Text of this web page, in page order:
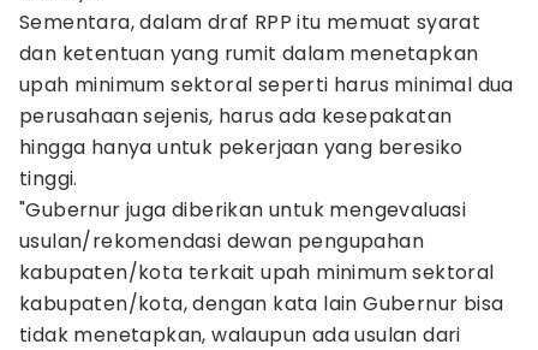
Sementara, dalam draf RPP itu memuat syarat
dan ketentuan yang rumit dalam menetapkan
upah minimum sektoral seperti harus minimal dua
perusahaan sejenis, harus ada kesepakatan
hingga hanya untuk pekerjaan yang beresiko
tinggi.
"Gubernur juga diberikan untuk mengevaluasi
usulan/rekomendasi dewan pengupahan
kabupaten/kota terkait upah minimum sektoral
kabupaten/kota, dengan kata lain Gubernur bisa
tidak menetapkan, walaupun ada usulan dari